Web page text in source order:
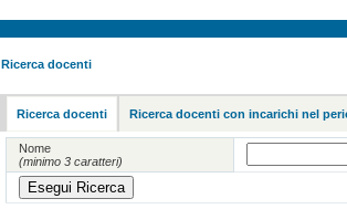
Ricerca docenti
Ricerca docenti Ricerca docenti con incarichi nel
Nome
(minimo 3 caratteri)